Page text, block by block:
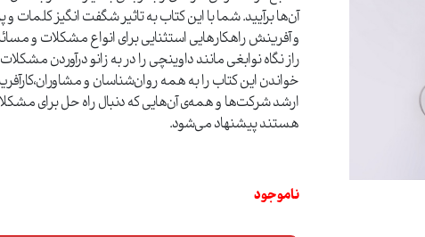
آن‌ها برآیید. شما با این کتاب به تاثیر شگفت انگیز
و آفرینش راهکارهایی استثنایی برای انواع مشکلات و
راز نگاه نوابغی مانند داوینچی را در به زانو درآوردن
خواندن این کتاب را به همه روان‌شناسان و
ارشد شرکت‌ها و همه‌ی آن‌هایی که دنبال راه حل برای
هستند پیشنهاد می‌شود.
ناموجود